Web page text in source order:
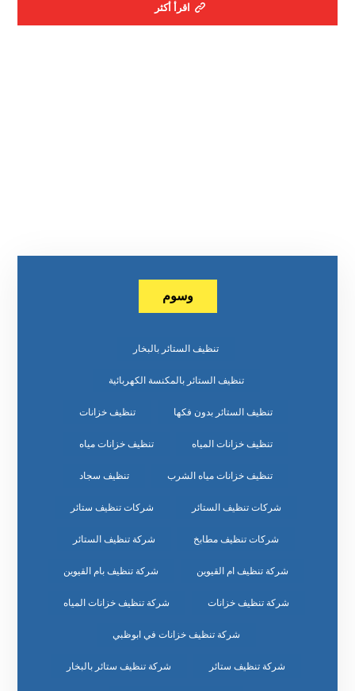
اقرأ أكثر
وسوم
تنظيف الستائر بالبخار
تنظيف الستائر بالمكنسة الكهربائية
تنظيف الستائر بدون فكها تنظيف خزانات
تنظيف خزانات المياه تنظيف خزانات مياه
تنظيف خزانات مياه الشرب تنظيف سجاد
شركات تنظيف الستائر شركات تنظيف ستائر
شركات تنظيف مطابخ شركة تنظيف الستائر
شركة تنظيف ام القيوين شركة تنظيف بام القيوين
شركة تنظيف خزانات شركة تنظيف خزانات المياه
شركة تنظيف خزانات في ابوظبي
شركة تنظيف ستائر شركة تنظيف ستائر بالبخار